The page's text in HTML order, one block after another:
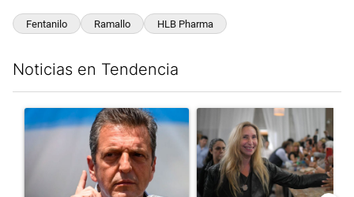
Fentanilo Ramallo HLB Pharma
Noticias en Tendencia
Un artículo de tendencia con el título "Negociaciones en el
Un artículo de tendencia